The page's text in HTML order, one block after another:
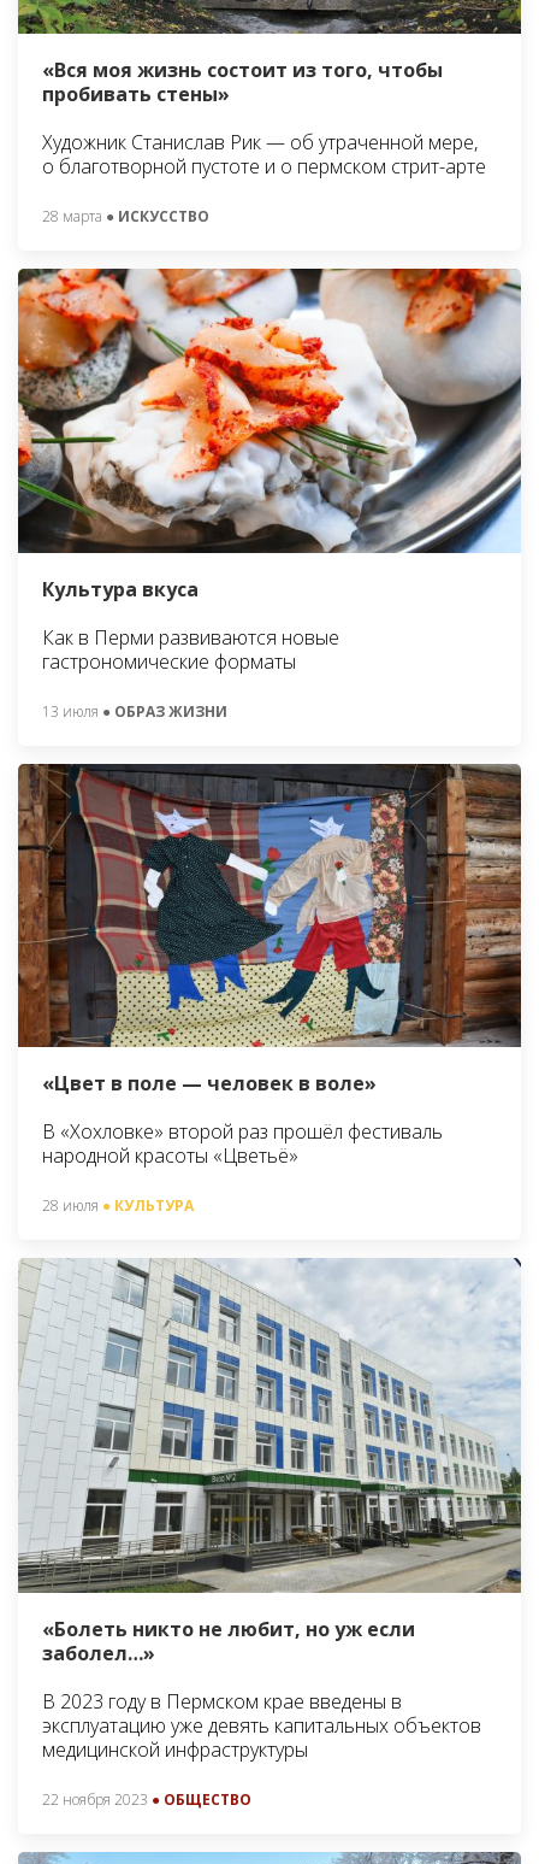
«Вся моя жизнь состоит из того, чтобы
пробивать стены»
Художник Станислав Рик — об утраченной мере,
о благотворной пустоте и о пермском стрит-арте
28 марта ● ИСКУССТВО
Культура вкуса
Как в Перми развиваются новые
гастрономические форматы
13 июля ● ОБРАЗ ЖИЗНИ
«Цвет в поле — человек в воле»
В «Хохловке» второй раз прошёл фестиваль
народной красоты «Цветьё»
28 июля ● КУЛЬТУРА
«Болеть никто не любит, но уж если
заболел…»
В 2023 году в Пермском крае введены в
эксплуатацию уже девять капитальных объектов
медицинской инфраструктуры
22 ноября 2023 ● ОБЩЕСТВО